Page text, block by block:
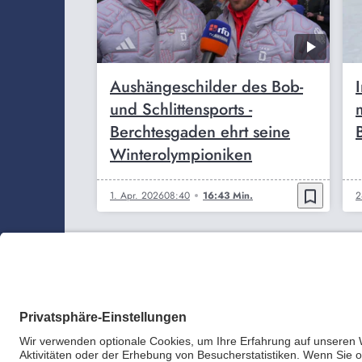
Aushängeschilder des Bob-
und Schlittensports -
Berchtesgaden ehrt seine
Winterolympioniken
1. Apr. 202608:40 16:43 Min. bookmark_border